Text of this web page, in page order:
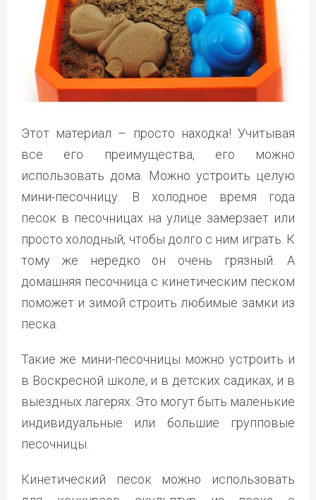
Этот материал – просто находка! Учитывая
все его преимущества, его можно
использовать дома. Можно устроить целую
мини-песочницу. В холодное время года
песок в песочницах на улице замерзает или
просто холодный, чтобы долго с ним играть. К
тому же нередко он очень грязный. А
домашняя песочница с кинетическим песком
поможет и зимой строить любимые замки из
песка.
Такие же мини-песочницы можно устроить и
в Воскресной школе, и в детских садиках, и в
выездных лагерях. Это могут быть маленькие
индивидуальные или большие групповые
песочницы.
Кинетический песок можно использовать